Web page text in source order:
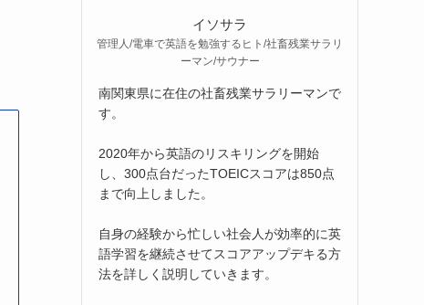
イソサラ
管理人/電車で英語を勉強するヒト/社畜残業サラリ
ーマン/サウナー
南関東県に在住の社畜残業サラリーマンで
す。
2020年から英語のリスキリングを開始
し、300点台だったTOEICスコアは850点
まで向上しました。
自身の経験から忙しい社会人が効率的に英
語学習を継続させてスコアアップデキる方
法を詳しく説明していきます。